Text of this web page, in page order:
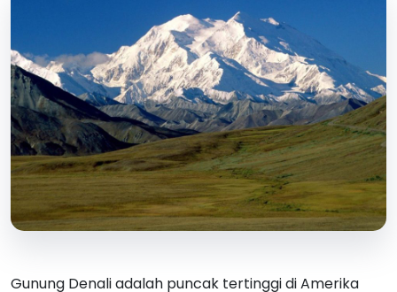
Gunung Denali adalah puncak tertinggi di Amerika